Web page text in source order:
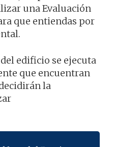
una Evaluación
que entiendas por
edificio se ejecuta
que encuentran
la